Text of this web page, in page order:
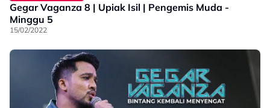
Gegar Vaganza 8 | Upiak Isil | Pengemis Muda -
Minggu 5
15/02/2022